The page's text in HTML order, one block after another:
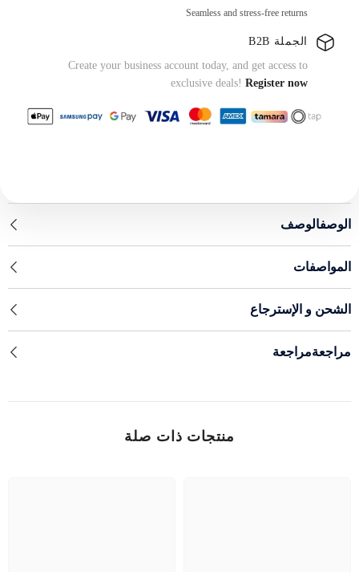
Seamless and stress-free returns
الجملة B2B
Create your business account today, and get access to
exclusive deals! Register now
الوصفالوصف
المواصفات
الشحن و الإسترجاع
مراجعةمراجعة
منتجات ذات صلة